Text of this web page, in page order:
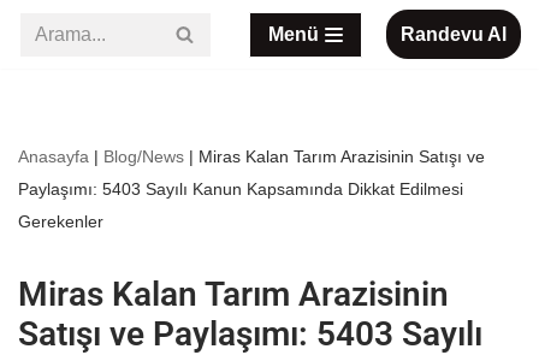
Menü Randevu Al
Anasayfa | Blog/News | Miras Kalan Tarım Arazisinin Satışı ve
Paylaşımı: 5403 Sayılı Kanun Kapsamında Dikkat Edilmesi
Gerekenler
Miras Kalan Tarım Arazisinin
Satışı ve Paylaşımı: 5403 Sayılı